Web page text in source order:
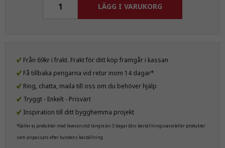
LÄGG I VARUKORG
Från 69kr i frakt. Frakt för ditt köp framgår i kassan
Få tillbaka pengarna vid retur inom 14 dagar*
Ring, chatta, maila till oss om du behöver hjälp
Tryggt - Enkelt - Prisvärt
Inspiration till ditt bygghemma projekt
*Gäller ej produkter med leveranstid längre än 3 dagar (dvs beställningsvaror)eller produkter
som anpassats efter kundens beställning